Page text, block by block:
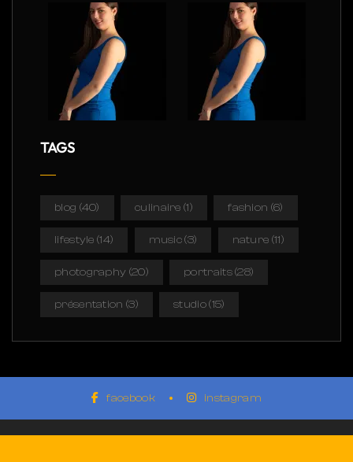
TAGS
blog (40) culinaire (1) fashion (6)
lifestyle (14) music(3) nature (11)
photography (20) portraits(28)
présentation (3) studio(15)
facebook instagram